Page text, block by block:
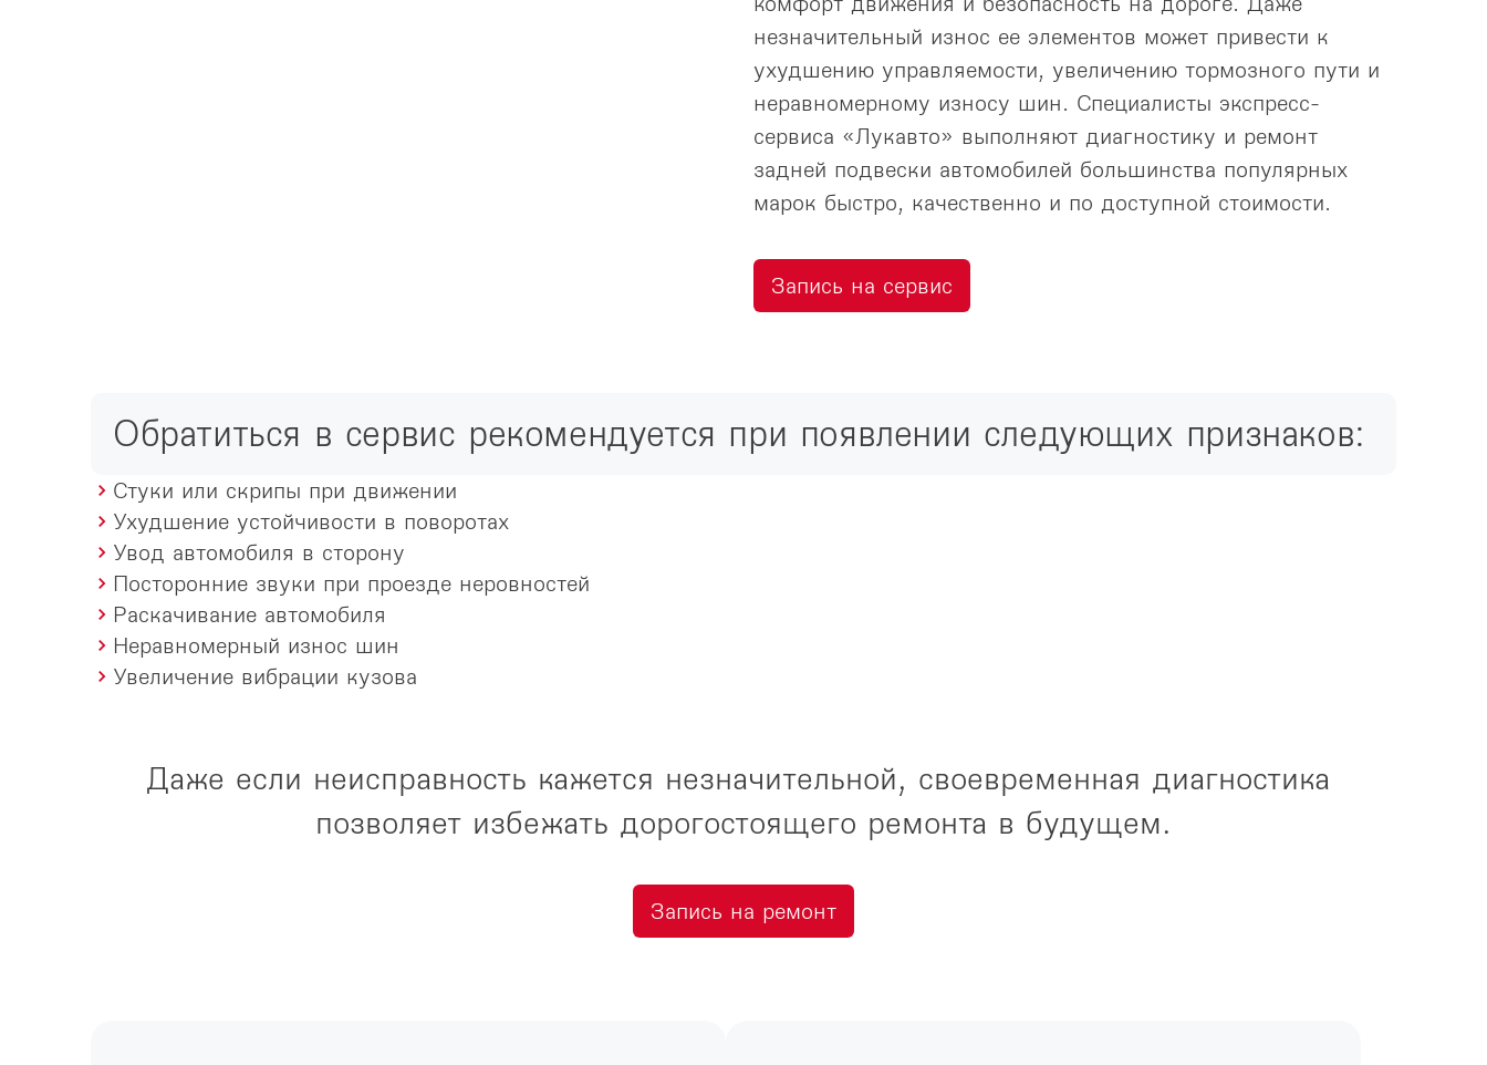
незначительный износ ее элементов может привести к
ухудшению управляемости, увеличению тормозного пути и
неравномерному износу шин. Специалисты экспресс-
сервиса «Лукавто» выполняют диагностику и ремонт
задней подвески автомобилей большинства популярных
марок быстро, качественно и по доступной стоимости.
Запись на сервис
Обратиться в сервис рекомендуется при появлении следующих признаков:
Стуки или скрипы при движении
Ухудшение устойчивости в поворотах
Увод автомобиля в сторону
Посторонние звуки при проезде неровностей
Раскачивание автомобиля
Неравномерный износ шин
Увеличение вибрации кузова
Даже если неисправность кажется незначительной, своевременная диагностика
позволяет избежать дорогостоящего ремонта в будущем.
Запись на ремонт